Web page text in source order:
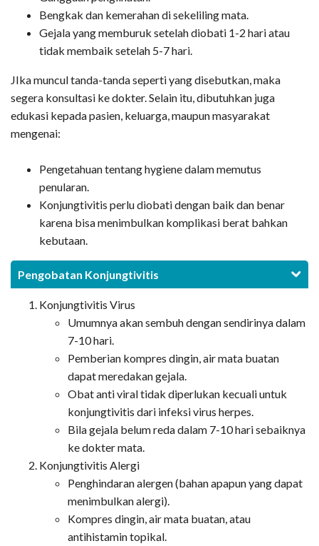
Bengkak dan kemerahan di sekeliling mata.
Gejala yang memburuk setelah diobati 1-2 hari atau
tidak membaik setelah 5-7 hari.
JIka muncul tanda-tanda seperti yang disebutkan, maka
segera konsultasi ke dokter. Selain itu, dibutuhkan juga
edukasi kepada pasien, keluarga, maupun masyarakat
mengenai:
Pengetahuan tentang hygiene dalam memutus
penularan.
Konjungtivitis perlu diobati dengan baik dan benar
karena bisa menimbulkan komplikasi berat bahkan
kebutaan.
Pengobatan Konjungtivitis
Konjungtivitis Virus
Umumnya akan sembuh dengan sendirinya dalam
7-10 hari.
Pemberian kompres dingin, air mata buatan
dapat meredakan gejala.
Obat anti viral tidak diperlukan kecuali untuk
konjungtivitis dari infeksi virus herpes.
Bila gejala belum reda dalam 7-10 hari sebaiknya
ke dokter mata.
Konjungtivitis Alergi
Penghindaran alergen (bahan apapun yang dapat
menimbulkan alergi).
Kompres dingin, air mata buatan, atau
antihistamin topikal.